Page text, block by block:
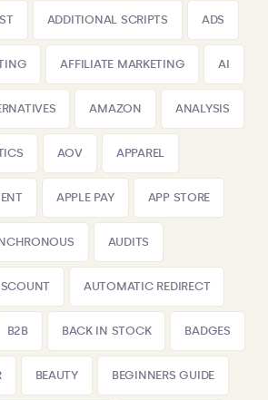
ADDITIONAL SCRIPTS ADS
AFFILIATE MARKETING AI
AMAZON ANALYSIS
AOV APPAREL
APPLE PAY APP STORE
AUDITS
AUTOMATIC REDIRECT
B2B BACK IN STOCK BADGES
BEAUTY BEGINNERS GUIDE